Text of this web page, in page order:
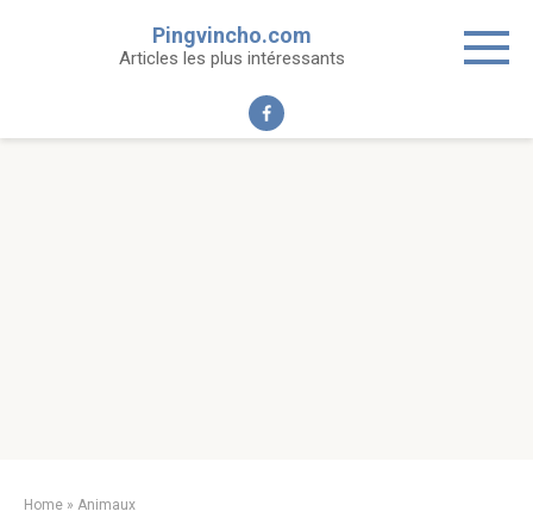
Pingvincho.com
Articles les plus intéressants
Home » Animaux